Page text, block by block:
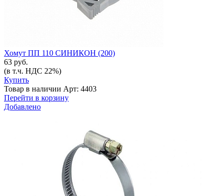
Хомут ПП 110 СИНИКОН (200)
63 руб.
(в т.ч. НДС 22%)
Купить
Товар в наличии Арт: 4403
Перейти в корзину
Добавлено